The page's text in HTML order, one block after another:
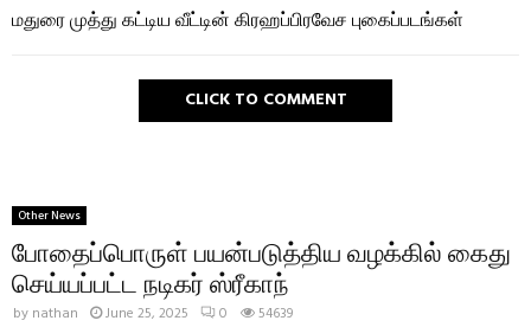
மதுரை முத்து கட்டிய வீட்டின் கிரஹப்பிரவேச புகைப்படங்கள்
CLICK TO COMMENT
Other News
போதைப்பொருள் பயன்படுத்திய வழக்கில் கைது
செய்யப்பட்ட நடிகர் ஸ்ரீகாந்
by nathan June 25, 2025 0 54639